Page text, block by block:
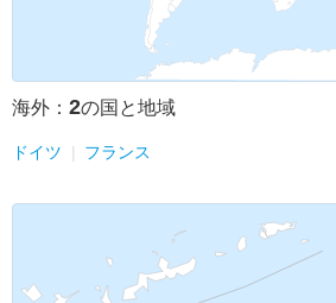
海外： 2の国と地域
ドイツ フランス